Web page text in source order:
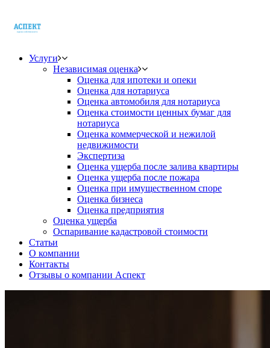
Услуги
Независимая оценка
Оценка для ипотеки и опеки
Оценка для нотариуса
Оценка автомобиля для нотариуса
Оценка стоимости ценных бумаг для
нотариуса
Оценка коммерческой и нежилой
недвижимости
Экспертиза
Оценка ущерба после залива квартиры
Оценка ущерба после пожара
Оценка при имущественном споре
Оценка бизнеса
Оценка предприятия
Оценка ущерба
Оспаривание кадастровой стоимости
Статьи
О компании
Контакты
Отзывы о компании Аспект